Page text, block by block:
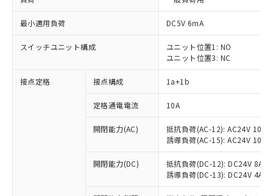
最小適用負荷 DC5V 6mA
スイッチユニット構成
ユニット位置1: NO
ユニット位置3: NC
接点定格 接点構成 1a+1b
定格通電電流 10A
開閉能力(AC)
抵抗負荷(AC-12): AC24V 10A/
誘導負荷(AC-15): AC24V
開閉能力(DC)
抵抗負荷(DC-12): DC24V 8A/
誘導負荷(DC-13): DC24V 4A/
対応済み：EU RoHS指令（10物質）の
非含有に対応した製品が提供可能な商品で